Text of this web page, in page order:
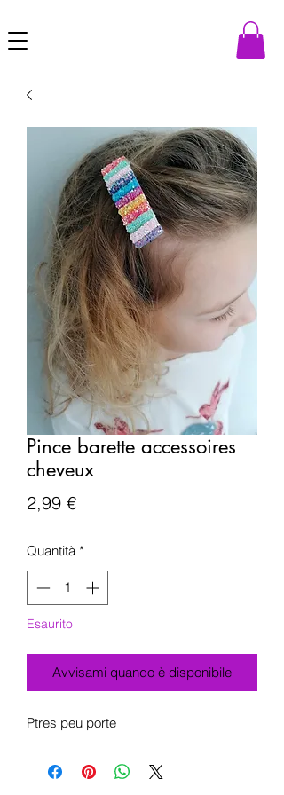
Pince barette accessoires
cheveux
2,99 €Prezzo
Quantità *
Esaurito
Avvisami quando è disponibile
Ptres peu porte